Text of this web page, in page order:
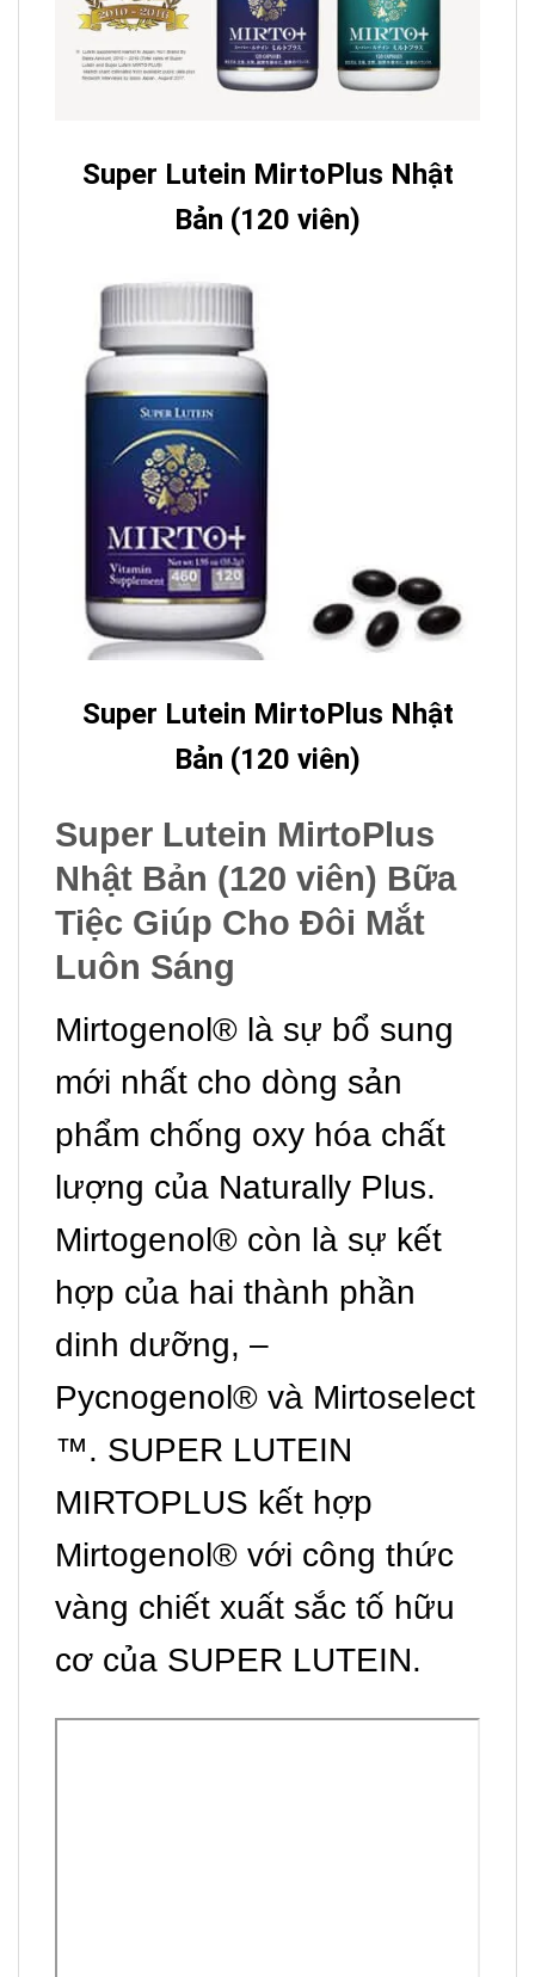
Super Lutein MirtoPlus Nhật
Bản (120 viên)
Super Lutein MirtoPlus Nhật
Bản (120 viên)
Super Lutein MirtoPlus
Nhật Bản (120 viên) Bữa
Tiệc Giúp Cho Đôi Mắt
Luôn Sáng
Mirtogenol® là sự bổ sung
mới nhất cho dòng sản
phẩm chống oxy hóa chất
lượng của Naturally Plus.
Mirtogenol® còn là sự kết
hợp của hai thành phần
dinh dưỡng, –
Pycnogenol® và Mirtoselect
™. SUPER LUTEIN
MIRTOPLUS kết hợp
Mirtogenol® với công thức
vàng chiết xuất sắc tố hữu
cơ của SUPER LUTEIN.